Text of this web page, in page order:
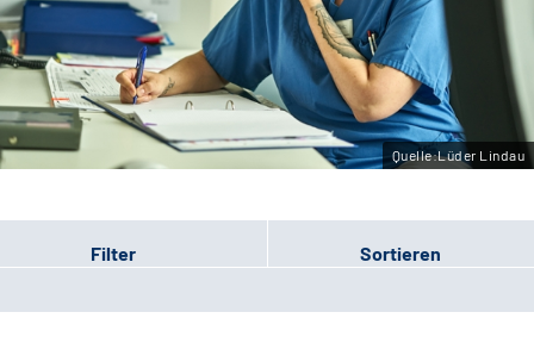
Suche
Leichte Sprache
Gebärdensprache
Quelle:Lüder Lindau
Filter Sortieren